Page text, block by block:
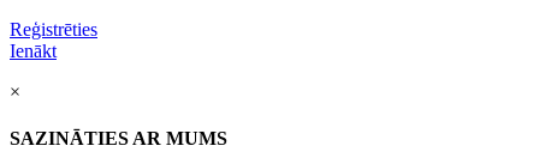
Reģistrēties
Ienākt
×
SAZINĀTIES AR MUMS